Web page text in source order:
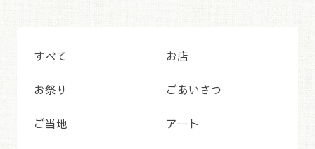
すべて お店
お祭り ごあいさつ
ご当地 アート